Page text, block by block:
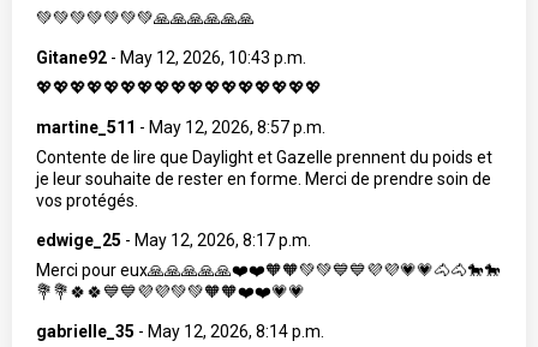
💚💚💚💚💚💚💚🙏🙏🙏🙏🙏🙏
Gitane92 - May 12, 2026, 10:43 p.m.
💖💖💖💖💖💖💖💖💖💖💖💖💖💖💖💖💖
martine_511 - May 12, 2026, 8:57 p.m.
Contente de lire que Daylight et Gazelle prennent du poids et
je leur souhaite de rester en forme. Merci de prendre soin de
vos protégés.
edwige_25 - May 12, 2026, 8:17 p.m.
Merci pour eux🙏🙏🙏🙏🙏❤️❤️🧡🧡💚💚💙💙💜💜💗💗🐴🐴🐎🐎
💐💐🍀🍀💙💙💜💜💚💚🧡🧡❤️❤️💗💗
gabrielle_35 - May 12, 2026, 8:14 p.m.